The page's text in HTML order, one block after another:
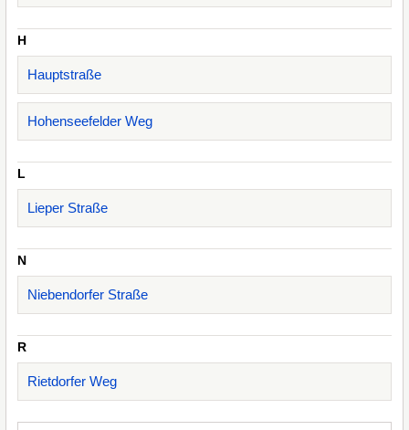
H
Hauptstraße
Hohenseefelder Weg
L
Lieper Straße
N
Niebendorfer Straße
R
Rietdorfer Weg